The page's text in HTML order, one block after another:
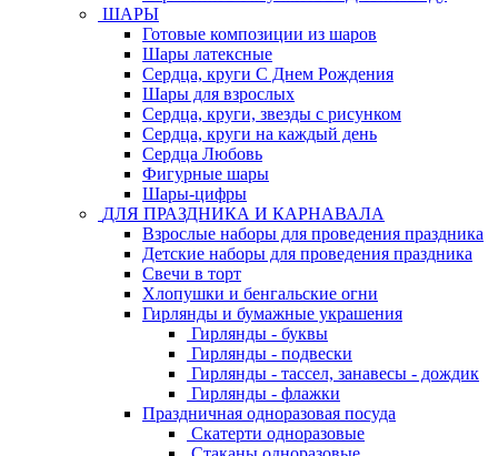
ШАРЫ
Готовые композиции из шаров
Шары латексные
Сердца, круги С Днем Рождения
Шары для взрослых
Сердца, круги, звезды с рисунком
Сердца, круги на каждый день
Сердца Любовь
Фигурные шары
Шары-цифры
ДЛЯ ПРАЗДНИКА И КАРНАВАЛА
Взрослые наборы для проведения праздника
Детские наборы для проведения праздника
Свечи в торт
Хлопушки и бенгальские огни
Гирлянды и бумажные украшения
Гирлянды - буквы
Гирлянды - подвески
Гирлянды - тассел, занавесы - дождик
Гирлянды - флажки
Праздничная одноразовая посуда
Скатерти одноразовые